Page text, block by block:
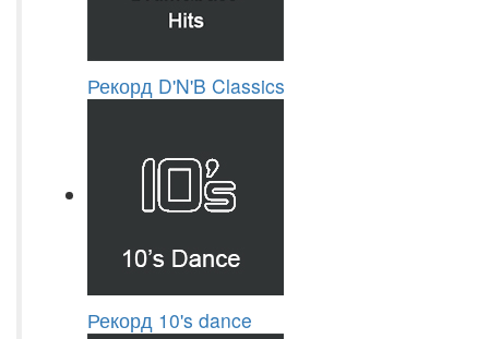
Рекорд D'N'B Classics
Рекорд 10's dance